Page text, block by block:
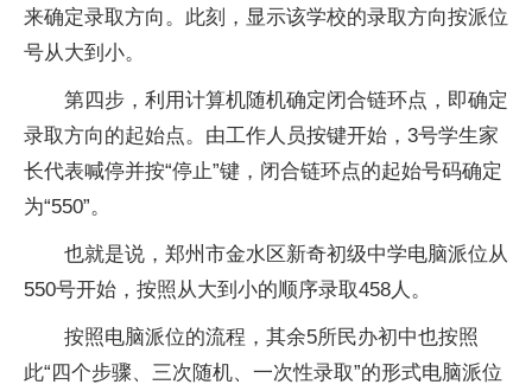
来确定录取方向。此刻，显示该学校的录取方向按派位
号从大到小。
第四步，利用计算机随机确定闭合链环点，即确定
录取方向的起始点。由工作人员按键开始，3号学生家
长代表喊停并按“停止”键，闭合链环点的起始号码确定
为“550”。
也就是说，郑州市金水区新奇初级中学电脑派位从
550号开始，按照从大到小的顺序录取458人。
按照电脑派位的流程，其余5所民办初中也按照
此“四个步骤、三次随机、一次性录取”的形式电脑派位